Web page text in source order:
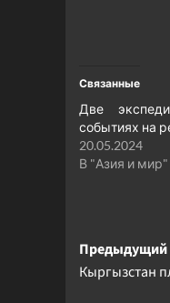
Связанные
Две
событиях на
20.05.2024
В "Азия и мир"
записи
Предыдущий
Кыргызстан